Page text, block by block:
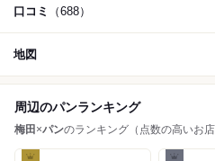
口コミ （688）
地図
周辺のパンランキング
梅田 ×パンのランキング（点数の高いお店